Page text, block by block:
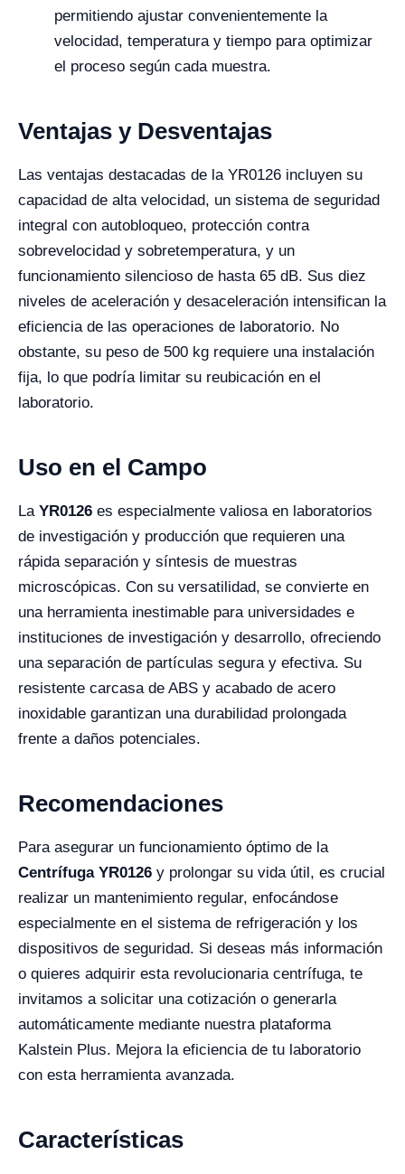
permitiendo ajustar convenientemente la
velocidad, temperatura y tiempo para optimizar
el proceso según cada muestra.
Ventajas y Desventajas
Las ventajas destacadas de la YR0126 incluyen su
capacidad de alta velocidad, un sistema de seguridad
integral con autobloqueo, protección contra
sobrevelocidad y sobretemperatura, y un
funcionamiento silencioso de hasta 65 dB. Sus diez
niveles de aceleración y desaceleración intensifican la
eficiencia de las operaciones de laboratorio. No
obstante, su peso de 500 kg requiere una instalación
fija, lo que podría limitar su reubicación en el
laboratorio.
Uso en el Campo
La YR0126 es especialmente valiosa en laboratorios
de investigación y producción que requieren una
rápida separación y síntesis de muestras
microscópicas. Con su versatilidad, se convierte en
una herramienta inestimable para universidades e
instituciones de investigación y desarrollo, ofreciendo
una separación de partículas segura y efectiva. Su
resistente carcasa de ABS y acabado de acero
inoxidable garantizan una durabilidad prolongada
frente a daños potenciales.
Recomendaciones
Para asegurar un funcionamiento óptimo de la
Centrífuga YR0126 y prolongar su vida útil, es crucial
realizar un mantenimiento regular, enfocándose
especialmente en el sistema de refrigeración y los
dispositivos de seguridad. Si deseas más información
o quieres adquirir esta revolucionaria centrífuga, te
invitamos a solicitar una cotización o generarla
automáticamente mediante nuestra plataforma
Kalstein Plus. Mejora la eficiencia de tu laboratorio
con esta herramienta avanzada.
Características